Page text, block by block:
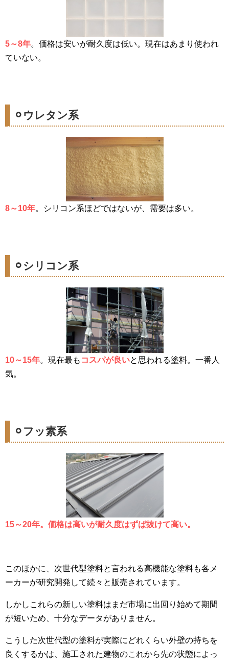
5～8年。価格は安いが耐久度は低い。現在はあまり使われ
ていない。
⚪︎ウレタン系
8～10年。シリコン系ほどではないが、需要は多い。
⚪︎シリコン系
10～15年。現在最も コスパが良いと思われる塗料。一番人
気。
⚪︎フッ素系
15～20年。価格は高いが耐久度はずば抜けて高い。
このほかに、次世代型塗料と言われる高機能な塗料も各メ
ーカーが研究開発して続々と販売されています。
しかしこれらの新しい塗料はまだ市場に出回り始めて期間
が短いため、十分なデータがありません。
こうした次世代型の塗料が実際にどれくらい外壁の持ちを
良くするかは、施工された建物のこれから先の状態によっ